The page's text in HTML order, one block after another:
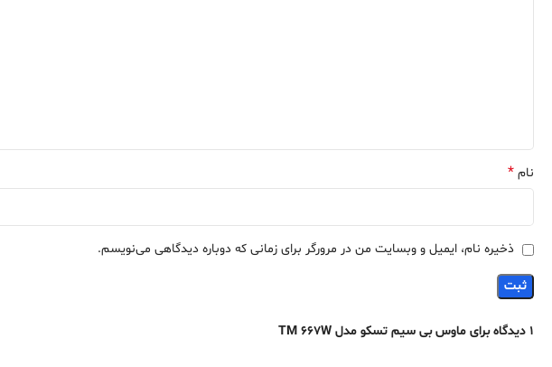
1 دیدگاه برای ماوس بی سیم تسکو مدل TM 667W
نام *
ذخیره نام، ایمیل و وبسایت من در مرورگر برای زمانی که دوباره دیدگاهی می‌نویسم.